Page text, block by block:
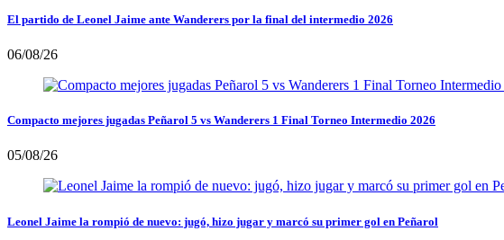
El partido de Leonel Jaime ante Wanderers por la final del intermedio 2026
06/08/26
Compacto mejores jugadas Peñarol 5 vs Wanderers 1 Final Torneo Intermedio 2026
05/08/26
Leonel Jaime la rompió de nuevo: jugó, hizo jugar y marcó su primer gol en Peñarol